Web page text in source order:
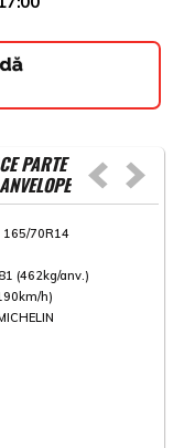
PARTE
165/70R14
81 (462kg/anv.)
h)